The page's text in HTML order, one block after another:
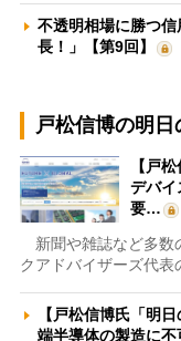
不透明相場に勝つ
長！」【第9回】
戸松信博の明日
【戸
デバイ
要…
新聞や雑誌など多数
クアドバイザーズ代
【戸松信博氏「明
端半導体の製造に